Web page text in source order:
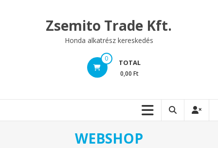
Zsemito Trade Kft.
Honda alkatrész kereskedés
0 TOTAL
0,00 Ft
WEBSHOP